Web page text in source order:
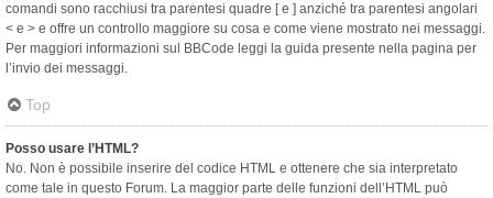
comandi sono racchiusi tra parentesi quadre [ e ] anziché tra parentesi angolari
< e > e offre un controllo maggiore su cosa e come viene mostrato nei messaggi.
Per maggiori informazioni sul BBCode leggi la guida presente nella pagina per
l’invio dei messaggi.
Top
Posso usare l’HTML?
No. Non è possibile inserire del codice HTML e ottenere che sia interpretato
come tale in questo Forum. La maggior parte delle funzioni dell’HTML può